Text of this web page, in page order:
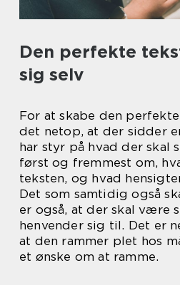
Den perfekte
sig selv
For at skabe den
det netop, at der sidder
har styr på hvad der skal
først og fremmest om,
teksten, og hvad
Det som samtidig også
er også, at der skal være
henvender sig til. Det er
at den rammer plet hos
et ønske om at ramme.